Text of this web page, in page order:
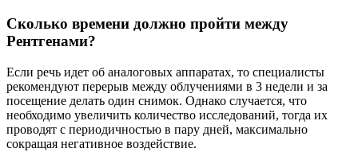
Сколько времени должно пройти между
Рентгенами?
Если речь идет об аналоговых аппаратах, то специалисты
рекомендуют перерыв между облучениями в 3 недели и за
посещение делать один снимок. Однако случается, что
необходимо увеличить количество исследований, тогда их
проводят с периодичностью в пару дней, максимально
сокращая негативное воздействие.